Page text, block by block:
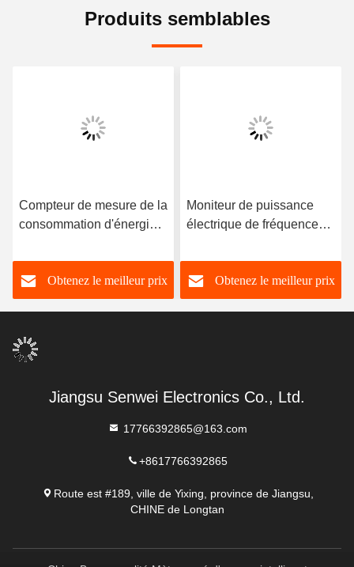
Produits semblables
Compteur de mesure de la
consommation d'énergie
50/60 Hz
Obtenez le meilleur prix
Moniteur de puissance
électrique de fréquence
USB et communication
Modbus RS485
Obtenez le meilleur prix
Jiangsu Senwei Electronics Co., Ltd.
17766392865@163.com
+8617766392865
Route est #189, ville de Yixing, province de Jiangsu,
CHINE de Longtan